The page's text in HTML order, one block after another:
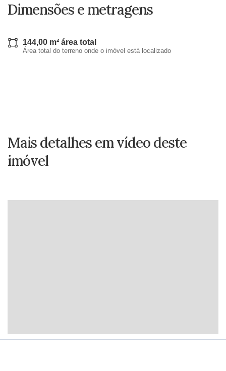
Dimensões e metragens
144,00 m² área total
Área total do terreno onde o imóvel está localizado
Mais detalhes em vídeo deste
imóvel